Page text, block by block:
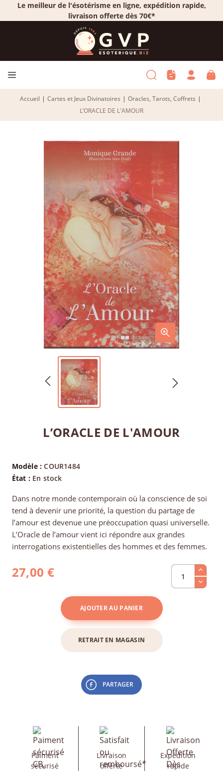
Le meilleur de l'ésotérisme en ligne, expédition rapide,
livraison offerte dès 70€*
Accueil | Cartes et Jeux Divinatoires | Oracles, Tarots, Coffrets |
L’ORACLE DE L'AMOUR
L’ORACLE DE L'AMOUR
Modèle :COUR1484
État : En stock
Dans notre monde contemporain où la conscience de soi
tend à devenir une priorité, la question du partage de
l’amour est devenue une préoccupation quasi universelle.
L’Oracle de l’amour vient ici répondre aux grandes
interrogations existentielles des hommes et des femmes.
27,00 €
AJOUTER AU PANIER
RETRAIT EN MAGASIN
PARTAGER
Paiment
sécurisé
Livraison
offerte
Expédition
rapide